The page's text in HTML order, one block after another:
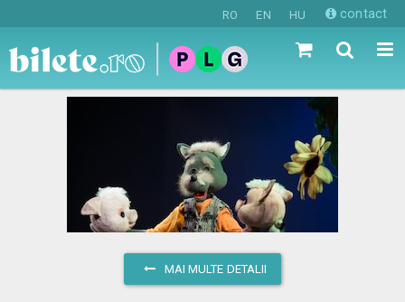
RO EN HU contact
MAI MULTE DETALII